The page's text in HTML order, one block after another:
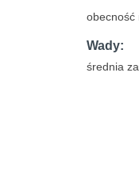
obecność
Wady:
średnia